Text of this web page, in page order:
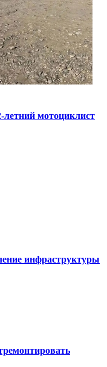
летний мотоциклист
инфраструктуры